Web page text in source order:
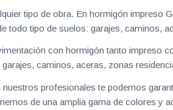
tipo de obra. En hormigón
todo tipo de suelos: garajes, caminos,
con hormigón tanto impreso
garajes, caminos, aceras, zonas
profesionales te podemos
de una amplia gama de colores y